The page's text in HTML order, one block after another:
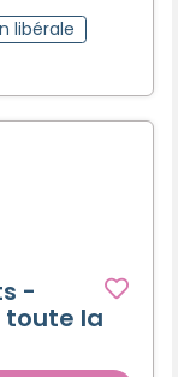
libérale
-
toute la